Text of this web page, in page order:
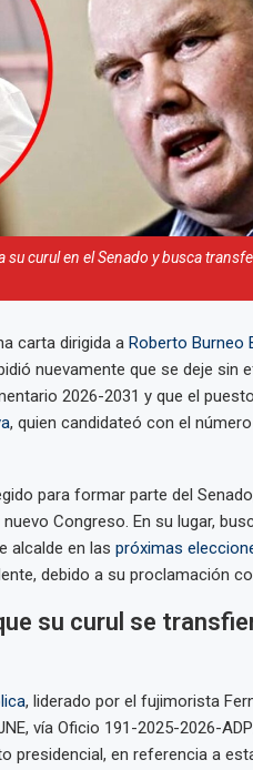
curul en el Senado y busca
carta dirigida a Roberto Burneo
nuevamente que se deje sin
2026-2031 y que el
, quien candidateó con el
para formar parte del
Congreso. En su lugar,
alcalde en las próximas
debido a su proclamación
su curul se
, liderado por el fujimorista
vía Oficio 191-2025-2026-
presidencial, en referencia a